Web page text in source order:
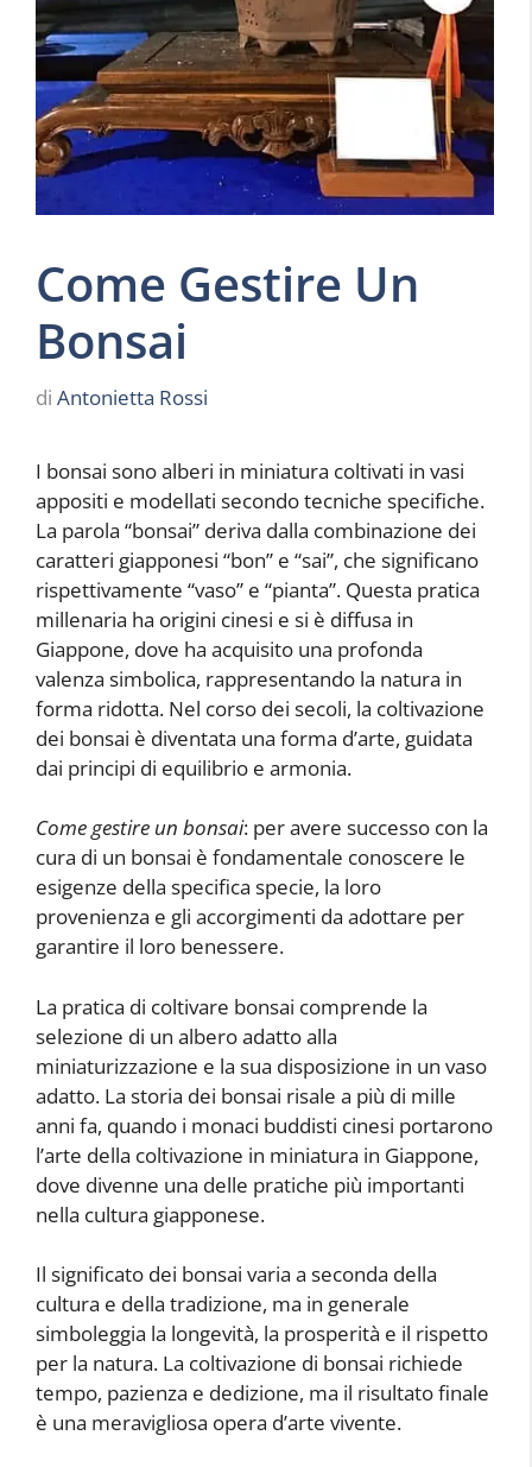
Come Gestire Un
Bonsai
di Antonietta Rossi
I bonsai sono alberi in miniatura coltivati in vasi
appositi e modellati secondo tecniche specifiche.
La parola “bonsai” deriva dalla combinazione dei
caratteri giapponesi “bon” e “sai”, che significano
rispettivamente “vaso” e “pianta”. Questa pratica
millenaria ha origini cinesi e si è diffusa in
Giappone, dove ha acquisito una profonda
valenza simbolica, rappresentando la natura in
forma ridotta. Nel corso dei secoli, la coltivazione
dei bonsai è diventata una forma d’arte, guidata
dai principi di equilibrio e armonia.
Come gestire un bonsai: per avere successo con la
cura di un bonsai è fondamentale conoscere le
esigenze della specifica specie, la loro
provenienza e gli accorgimenti da adottare per
garantire il loro benessere.
La pratica di coltivare bonsai comprende la
selezione di un albero adatto alla
miniaturizzazione e la sua disposizione in un vaso
adatto. La storia dei bonsai risale a più di mille
anni fa, quando i monaci buddisti cinesi portarono
l’arte della coltivazione in miniatura in Giappone,
dove divenne una delle pratiche più importanti
nella cultura giapponese.
Il significato dei bonsai varia a seconda della
cultura e della tradizione, ma in generale
simboleggia la longevità, la prosperità e il rispetto
per la natura. La coltivazione di bonsai richiede
tempo, pazienza e dedizione, ma il risultato finale
è una meravigliosa opera d’arte vivente.